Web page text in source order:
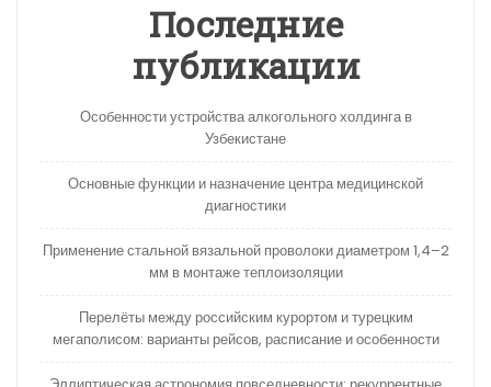
Последние
публикации
Особенности устройства алкогольного холдинга в
Узбекистане
Основные функции и назначение центра медицинской
диагностики
Применение стальной вязальной проволоки диаметром 1,4–2
мм в монтаже теплоизоляции
Перелёты между российским курортом и турецким
мегаполисом: варианты рейсов, расписание и особенности